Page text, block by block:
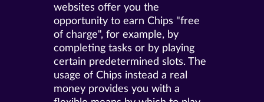
websites offer you the
opportunity to earn Chips "free
of charge", for example, by
completing tasks or by playing
certain predetermined slots. The
usage of Chips instead a real
money provides you with a